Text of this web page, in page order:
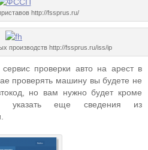
http://fssprus.ru/
производств http://fssprus.ru/iss/ip
проверки авто на арест в
проверять машину вы будете не
но вам нужно будет кроме
указать еще сведения из